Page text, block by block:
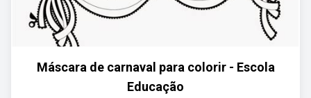
Máscara de carnaval para colorir - Escola
Educação